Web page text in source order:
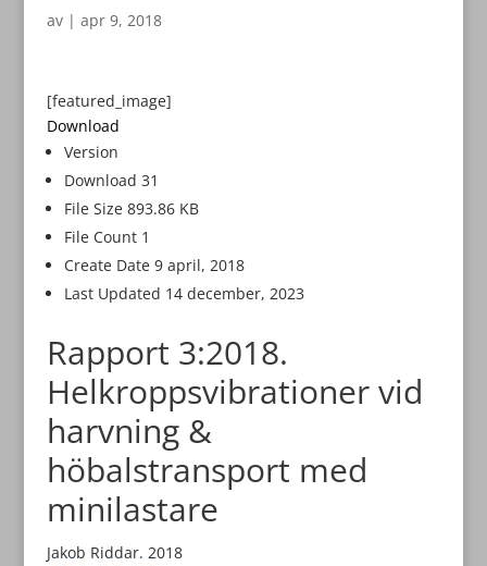
av | apr 9, 2018
[featured_image]
Download
Version
Download31
File Size893.86 KB
File Count 1
Create Date9 april, 2018
Last Updated 14 december, 2023
Rapport 3:2018.
Helkroppsvibrationer vid
harvning &
höbalstransport med
minilastare
Jakob Riddar. 2018